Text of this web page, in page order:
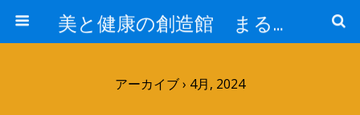
美と健康の創造館 まるとみ薬品 ぐんまの薬屋 芳さんのブログ
アーカイブ › 4月, 2024